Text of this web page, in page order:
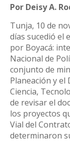
Por Deisy A.
Tunja, 10 de
días sucedió el
por Boyacá:
Nacional de
conjunto de
Planeación y
Ciencia,
de revisar el
los proyectos
Vial del
determinaron